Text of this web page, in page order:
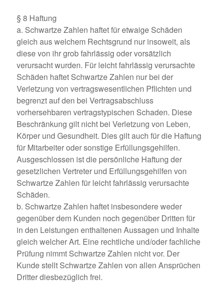
§ 8 Haftung
a. Schwartze Zahlen haftet für etwaige Schäden
gleich aus welchem Rechtsgrund nur insoweit, als
diese von ihr grob fahrlässig oder vorsätzlich
verursacht wurden. Für leicht fahrlässig verursachte
Schäden haftet Schwartze Zahlen nur bei der
Verletzung von vertragswesentlichen Pflichten und
begrenzt auf den bei Vertragsabschluss
vorhersehbaren vertragstypischen Schaden. Diese
Beschränkung gilt nicht bei Verletzung von Leben,
Körper und Gesundheit. Dies gilt auch für die Haftung
für Mitarbeiter oder sonstige Erfüllungsgehilfen.
Ausgeschlossen ist die persönliche Haftung der
gesetzlichen Vertreter und Erfüllungsgehilfen von
Schwartze Zahlen für leicht fahrlässig verursachte
Schäden.
b. Schwartze Zahlen haftet insbesondere weder
gegenüber dem Kunden noch gegenüber Dritten für
in den Leistungen enthaltenen Aussagen und Inhalte
gleich welcher Art. Eine rechtliche und/oder fachliche
Prüfung nimmt Schwartze Zahlen nicht vor. Der
Kunde stellt Schwartze Zahlen von allen Ansprüchen
Dritter diesbezüglich frei.